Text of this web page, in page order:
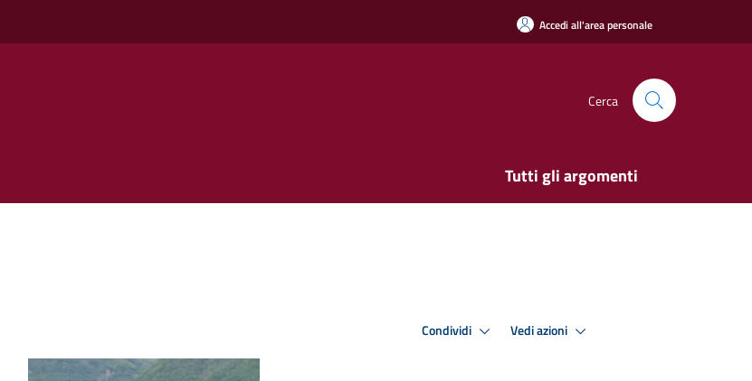
Accedi all'area personale
Cerca
Tutti gli argomenti
Condividi Vedi azioni